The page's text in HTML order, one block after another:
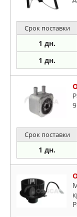
Срок поставки
1 дн.
1 дн.
Срок поставки
1 дн.